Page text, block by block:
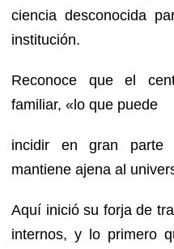
ciencia desconocida
institución.
Reconoce que el
familiar, «lo que puede
incidir en gran
mantiene ajena al
Aquí inició su forja de
internos, y lo primero